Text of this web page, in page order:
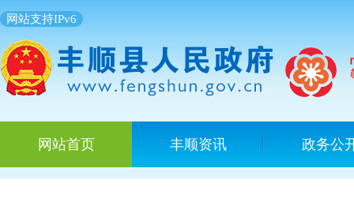
网站支持IPv6
网站首页 丰顺资讯 政务公